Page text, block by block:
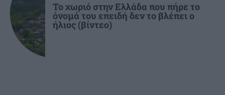
Το χωριό στην Ελλάδα που πήρε το
όνομά του επειδή δεν το βλέπει ο
ήλιος (βίντεο)